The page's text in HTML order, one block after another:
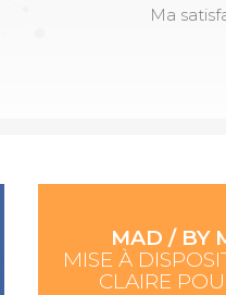
Ma
MAD / BY
MISE À
CLAIRE